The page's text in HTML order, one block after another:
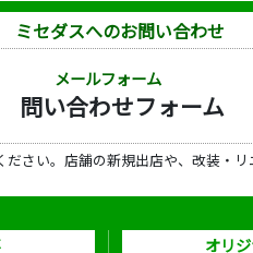
ミセダスへのお問い合わせ
メールフォーム
問い合わせフォーム
さい。店舗の新規出店や、改装・
オリ